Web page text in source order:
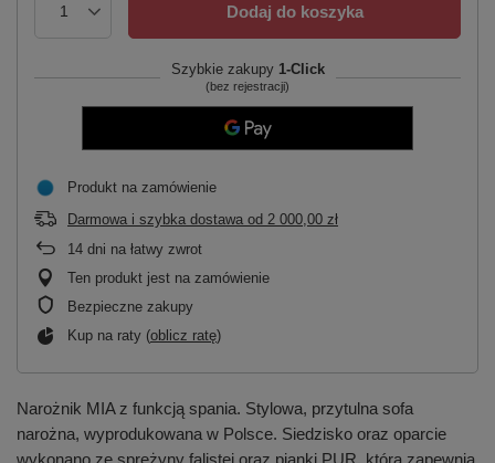
Dodaj do koszyka
Szybkie zakupy 1-Click
(bez rejestracji)
Produkt na zamówienie
Darmowa i szybka dostawa od 2 000,00 zł
14 dni na łatwy zwrot
Ten produkt jest na zamówienie
Bezpieczne zakupy
Kup na raty (oblicz ratę)
Narożnik MIA z funkcją spania. Stylowa, przytulna sofa
narożna, wyprodukowana w Polsce. Siedzisko oraz oparcie
wykonano ze sprężyny falistej oraz pianki PUR, która zapewnia